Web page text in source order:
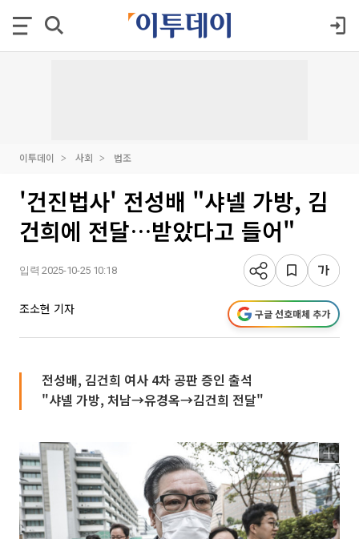
이투데이 사회 법조
'건진법사' 전성배 "샤넬 가방, 김
건희에 전달…받았다고 들어"
입력 2025-10-25 10:18
조소현 기자 구글 선호매체 추가
전성배, 김건희 여사 4차 공판 증인 출석
"샤넬 가방, 처남→유경옥→김건희 전달"